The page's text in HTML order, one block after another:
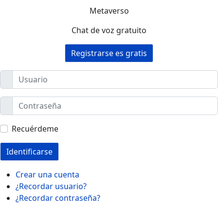
Metaverso
Chat de voz gratuito
Registrarse es gratis
Recuérdeme
Identificarse
Crear una cuenta
¿Recordar usuario?
¿Recordar contraseña?